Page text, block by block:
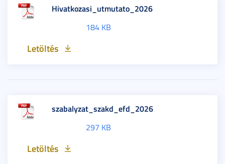
Hivatkozasi_utmutato_2026
184 KB
Letöltés
szabalyzat_szakd_efd_2026
297 KB
Letöltés